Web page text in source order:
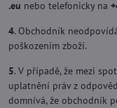
.eu nebo telefonicky na
4. Obchodník
poškozením zboží.
5. V případě, že mezi
uplatnění práv z
domnívá, že obchodník